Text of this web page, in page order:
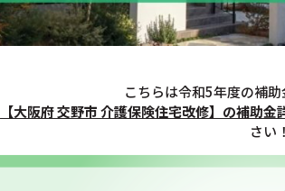
こちらは令和5年度の補助
【大阪府 交野市 介護保険住宅改修】の補助
さい！